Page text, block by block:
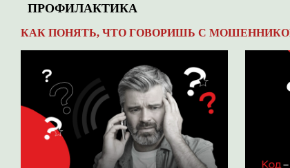
ПРОФИЛАКТИКА
КАК ПОНЯТЬ, ЧТО ГОВОРИШЬ С